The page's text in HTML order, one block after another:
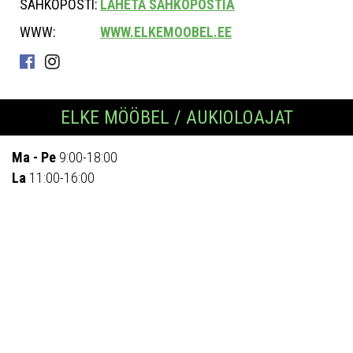
SÄHKÖPOSTI: LÄHETÄ SÄHKÖPOSTIA
WWW:
WWW.ELKEMOOBEL.EE
ELKE MÖÖBEL / AUKIOLOAJAT
Ma - Pe 9:00-18:00
La 11:00-16:00